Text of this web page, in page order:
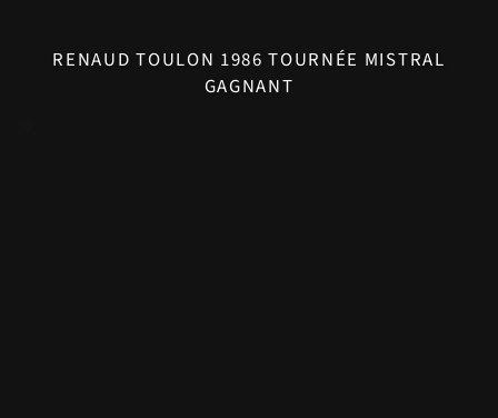
RENAUD TOULON 1986 TOURNÉE MISTRAL
GAGNANT